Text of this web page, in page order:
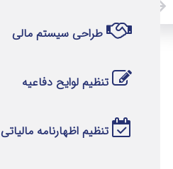
طراحی سیستم مالی
تنظیم لوایح دفاعیه
تنظیم اظهارنامه مالیاتی